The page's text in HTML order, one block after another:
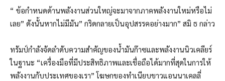
“ ข้อกำหนดด้านพลังงานส่วนใหญ่จะมาจากภาคพลังงานใหม่หรือไม่
เลย” ดังนั้นหากไม่มีมัน” กริดกลายเป็นอุปสรรคอย่างมาก” สมิ ธ กล่าว
ทรัมป์กำลังจัดลำดับความสำคัญของน้ำมันก๊าซและพลังงานนิวเคลียร์
ในฐานะ “เครื่องมือที่มีประสิทธิภาพและเชื่อถือได้มากที่สุดในการให้
พลังงานกับประเทศของเรา” โฆษกของทำเนียบขาวแอนนาเคลลี่